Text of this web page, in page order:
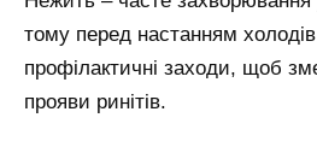
тому перед настанням
профілактичні заходи, щоб
прояви ринітів.